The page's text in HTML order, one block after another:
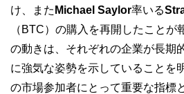
け、また Michael Saylor率いる
（BTC）の購入を再開したことが
の動きは、それぞれの企業が長期
に強気な姿勢を示していることを
の市場参加者にとって重要な指標